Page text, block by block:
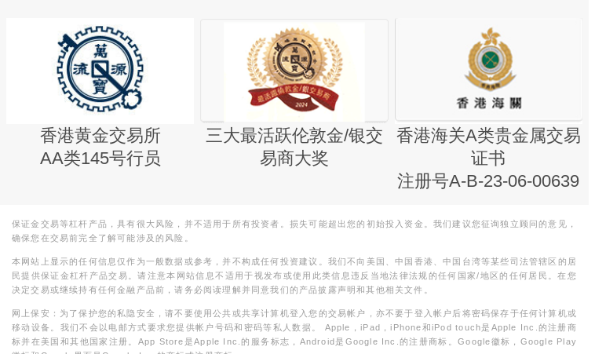
香港黄金交易所
AA类145号行员
三大最活跃伦敦金/银交
易商大奖
香港海关A类贵金属交易
证书
注册号A-B-23-06-00639
保证金交易等杠杆产品，具有很大风险，并不适用于所有投资者。损失可能超出您的初始投入资金。我们建议您征询独立顾问的意见，
确保您在交易前完全了解可能涉及的风险。
本网站上显示的任何信息仅作为一般数据或参考，并不构成任何投资建议。我们不向美国、中国香港、中国台湾等某些司法管辖区的居
民提供保证金杠杆产品交易。请注意本网站信息不适用于视发布或使用此类信息违反当地法律法规的任何国家/地区的任何居民。在您
决定交易或继续持有任何金融产品前，请务必阅读理解并同意我们的产品披露声明和其他相关文件。
网上保安：为了保护您的私隐安全，请不要使用公共或共享计算机登入您的交易帐户，亦不要于登入帐户后将密码保存于任何计算机或
移动设备。我们不会以电邮方式要求您提供帐户号码和密码等私人数据。 Apple，iPad，iPhone和iPod touch是Apple Inc.的注册商
标并在美国和其他国家注册。App Store是Apple Inc.的服务标志，Android是Google Inc.的注册商标。Google徽标，Google Play